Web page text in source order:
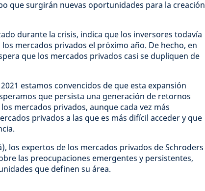
que surgirán nuevas oportunidades para la creación
durante la crisis, indica que los inversores todavía
mercados privados el próximo año. De hecho, en
que los mercados privados casi se dupliquen de
estamos convencidos de que esta expansión
que persista una generación de retornos
mercados privados, aunque cada vez más
privados a las que es más difícil acceder y que
los expertos de los mercados privados de Schroders
las preocupaciones emergentes y persistentes,
que definen su área.